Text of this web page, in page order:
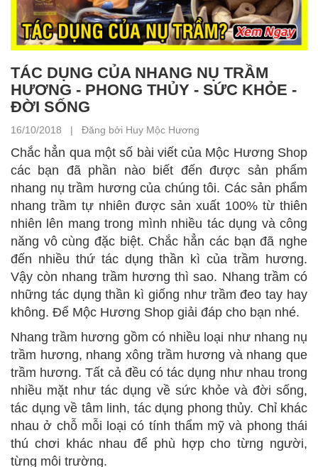
TÁC DỤNG CỦA NHANG NỤ TRẦM
HƯƠNG - PHONG THỦY - SỨC KHỎE -
ĐỜI SỐNG
16/10/2018 | Đăng bởi Huy Mộc Hương
Chắc hẳn qua một số bài viết của Mộc Hương Shop
các bạn đã phần nào biết đến được sản phẩm
nhang nụ trầm hương của chúng tôi. Các sản phẩm
nhang trầm tự nhiên được sản xuất 100% từ thiên
nhiên lên mang trong mình nhiều tác dụng và công
năng vô cùng đặc biệt. Chắc hẳn các bạn đã nghe
đến nhiều thứ tác dụng thần kì của trầm hương.
Vậy còn nhang trầm hương thì sao. Nhang trầm có
những tác dụng thần kì giống như trầm đeo tay hay
không. Để Mộc Hương Shop giải đáp cho bạn nhé.
Nhang trầm hương gồm có nhiều loại như nhang nụ
trầm hương, nhang xông trầm hương và nhang que
trầm hương. Tất cả đều có tác dụng như nhau trong
nhiều mặt như tác dụng về sức khỏe và đời sống,
tác dụng về tâm linh, tác dụng phong thủy. Chỉ khác
nhau ở chỗ mỗi loại có tính thẩm mỹ và phong thái
thú chơi khác nhau để phù hợp cho từng người,
từng môi trường.